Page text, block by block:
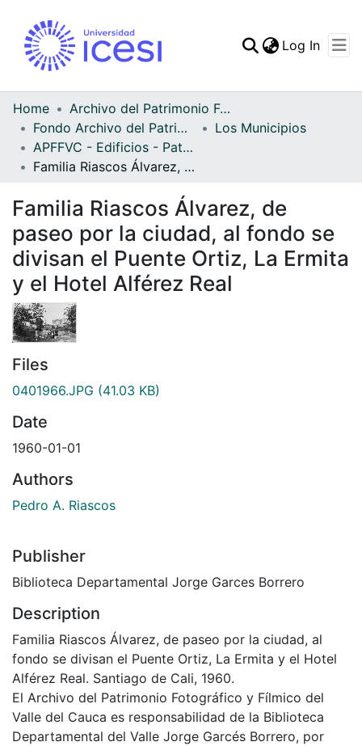
Statistics
Log In
Home
Archivo del Patrimonio Fotográfico y Fílmico del Valle del Cauca
Fondo Archivo del Patrimonio Fotográfico y Fílmico del Valle del Cauca
Los Municipios
APFFVC - Edificios - Patrimonial
Familia Riascos Álvarez, de paseo por la ciudad, al fondo se divisan el Puente Ortiz, La Ermita y el Hotel Alférez Real
Familia Riascos Álvarez, de
paseo por la ciudad, al fondo se
divisan el Puente Ortiz, La Ermita
y el Hotel Alférez Real
Files
0401966.JPG (41.03 KB)
Date
1960-01-01
Authors
Pedro A. Riascos
Publisher
Biblioteca Departamental Jorge Garces Borrero
Description
Familia Riascos Álvarez, de paseo por la ciudad, al
fondo se divisan el Puente Ortiz, La Ermita y el Hotel
Alférez Real. Santiago de Cali, 1960.
El Archivo del Patrimonio Fotográfico y Fílmico del
Valle del Cauca es responsabilidad de la Biblioteca
Departamental del Valle Jorge Garcés Borrero, por